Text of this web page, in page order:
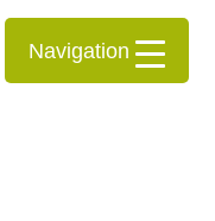
Navigation